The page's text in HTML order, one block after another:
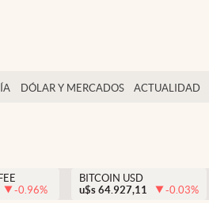
DÓLAR Y MERCADOS ACTUALIDAD
-0.96%
BITCOIN USD
u$s 64.927,11 -0.03%